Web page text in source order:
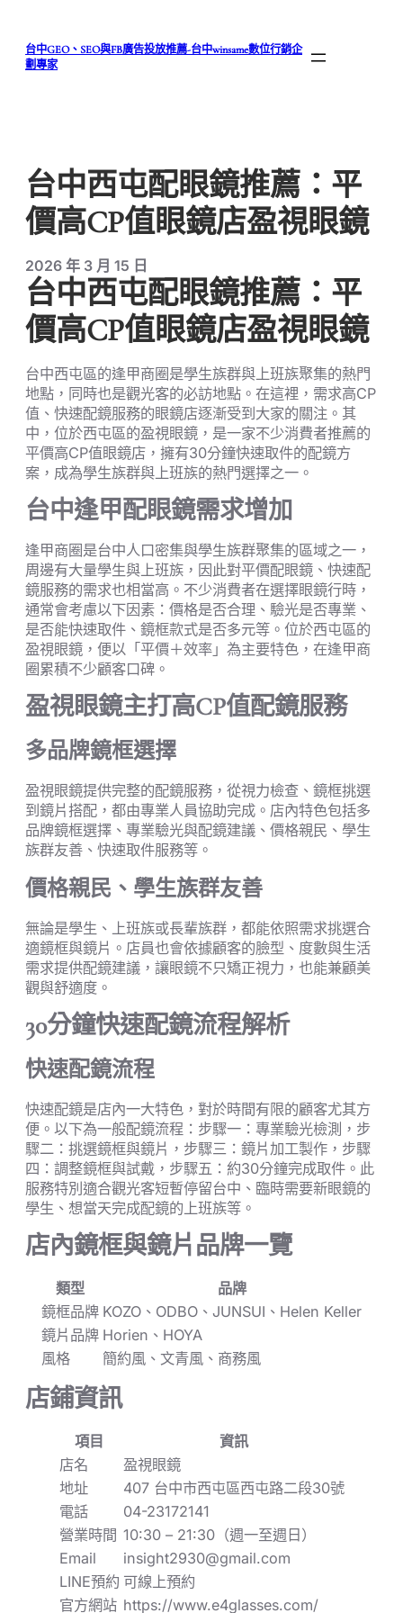
台中GEO、SEO與FB廣告投放推薦-台中winsame數位行銷企
劃專家
台中西屯配眼鏡推薦：平
價高CP值眼鏡店盈視眼鏡
2026 年 3 月 15 日
台中西屯配眼鏡推薦：平
價高CP值眼鏡店盈視眼鏡
台中西屯區的逢甲商圈是學生族群與上班族聚集的熱門
地點，同時也是觀光客的必訪地點。在這裡，需求高CP
值、快速配鏡服務的眼鏡店逐漸受到大家的關注。其
中，位於西屯區的盈視眼鏡，是一家不少消費者推薦的
平價高CP值眼鏡店，擁有30分鐘快速取件的配鏡方
案，成為學生族群與上班族的熱門選擇之一。
台中逢甲配眼鏡需求增加
逢甲商圈是台中人口密集與學生族群聚集的區域之一，
周邊有大量學生與上班族，因此對平價配眼鏡、快速配
鏡服務的需求也相當高。不少消費者在選擇眼鏡行時，
通常會考慮以下因素：價格是否合理、驗光是否專業、
是否能快速取件、鏡框款式是否多元等。位於西屯區的
盈視眼鏡，便以「平價＋效率」為主要特色，在逢甲商
圈累積不少顧客口碑。
盈視眼鏡主打高CP值配鏡服務
多品牌鏡框選擇
盈視眼鏡提供完整的配鏡服務，從視力檢查、鏡框挑選
到鏡片搭配，都由專業人員協助完成。店內特色包括多
品牌鏡框選擇、專業驗光與配鏡建議、價格親民、學生
族群友善、快速取件服務等。
價格親民、學生族群友善
無論是學生、上班族或長輩族群，都能依照需求挑選合
適鏡框與鏡片。店員也會依據顧客的臉型、度數與生活
需求提供配鏡建議，讓眼鏡不只矯正視力，也能兼顧美
觀與舒適度。
30分鐘快速配鏡流程解析
快速配鏡流程
快速配鏡是店內一大特色，對於時間有限的顧客尤其方
便。以下為一般配鏡流程：步驟一：專業驗光檢測，步
驟二：挑選鏡框與鏡片，步驟三：鏡片加工製作，步驟
四：調整鏡框與試戴，步驟五：約30分鐘完成取件。此
服務特別適合觀光客短暫停留台中、臨時需要新眼鏡的
學生、想當天完成配鏡的上班族等。
店內鏡框與鏡片品牌一覽
類型
品牌
鏡框品牌 KOZO、ODBO、JUNSUI、Helen Keller
鏡片品牌 Horien、HOYA
風格
簡約風、文青風、商務風
店鋪資訊
項目
資訊
店名
盈視眼鏡
地址
407 台中市西屯區西屯路二段30號
電話
04-23172141
營業時間 10:30 – 21:30（週一至週日）
Email
insight2930@gmail.com
LINE預約 可線上預約
官方網站 https://www.e4glasses.com/